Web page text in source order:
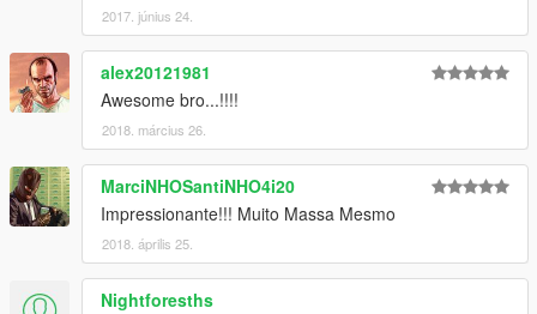
2017. június 24.
alex20121981
Awesome bro...!!!!
2018. március 26.
MarciNHOSantiNHO4i20
Impressionante!!! Muito Massa Mesmo
2018. április 25.
Nightforesths